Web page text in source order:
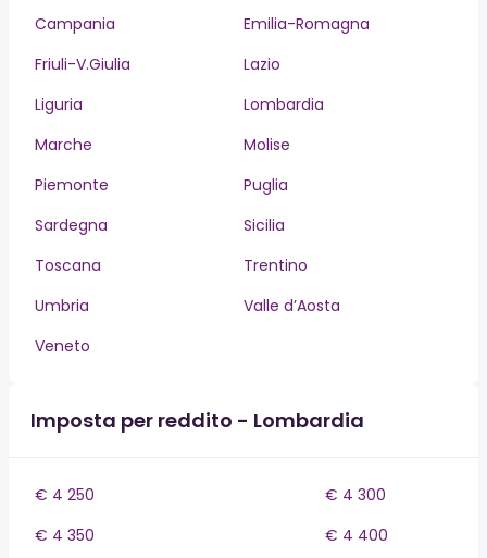
Campania
Emilia-Romagna
Friuli-V.Giulia
Lazio
Liguria
Lombardia
Marche
Molise
Piemonte
Puglia
Sardegna
Sicilia
Toscana
Trentino
Umbria
Valle d’Aosta
Veneto
Imposta per reddito - Lombardia
€ 4 250
€ 4 300
€ 4 350
€ 4 400